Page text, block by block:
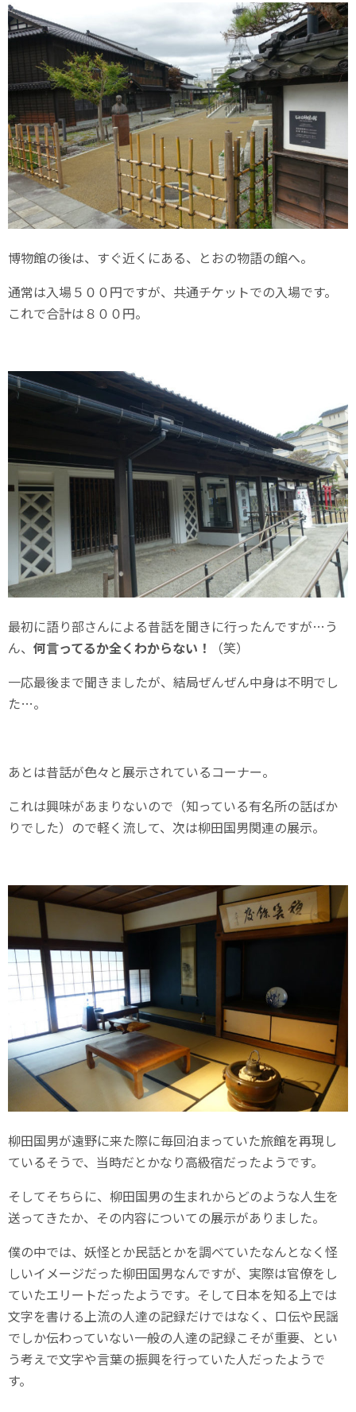
博物館の後は、すぐ近くにある、とおの物語の館へ。
通常は入場５００円ですが、共通チケットでの入場です。
これで合計は８００円。
最初に語り部さんによる昔話を聞きに行ったんですが…う
ん、 何言ってるか全くわからない！
（笑）
一応最後まで聞きましたが、結局ぜんぜん中身は不明でし
た…。
あとは昔話が色々と展示されているコーナー。
これは興味があまりないので（知っている有名所の話ばか
りでした）ので軽く流して、次は柳田国男関連の展示。
柳田国男が遠野に来た際に毎回泊まっていた旅館を再現し
ているそうで、当時だとかなり高級宿だったようです。
そしてそちらに、柳田国男の生まれからどのような人生を
送ってきたか、その内容についての展示がありました。
僕の中では、妖怪とか民話とかを調べていたなんとなく怪
しいイメージだった柳田国男なんですが、実際は官僚をし
ていたエリートだったようです。そして日本を知る上では
文字を書ける上流の人達の記録だけではなく、口伝や民謡
でしか伝わっていない一般の人達の記録こそが重要、とい
う考えで文字や言葉の振興を行っていた人だったようで
す。